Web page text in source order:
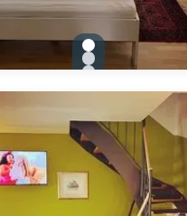
Zu Slide 1
Zu Slide 2
Zu Slide 4
Zu Slide 5
Zu Slide 6